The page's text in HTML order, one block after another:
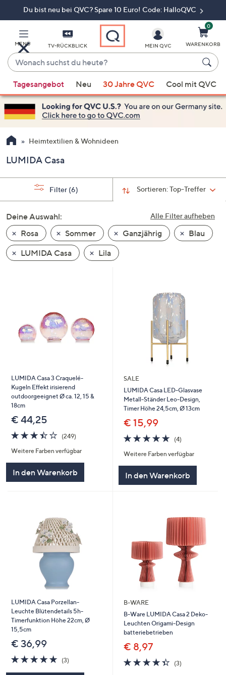
Du bist neu bei QVC? Spare 10 Euro! Code: HalloQVC
MENÜ TV-RÜCKBLICK
Wonach
suchst
du
heute?
Vorschläge
verfügbar
sind,
verwenden
Sie
Pfeiltasten
nach
und
nach
unten
oder
wischen
Sie
bzw.
rechts,
anzuzeigen.
MEIN QVC
0
WARENKORB
Tagesangebot Neu 30 Jahre QVC Cool mit QVC
Heimtextilien & Wohnideen
LUMIDA Casa
Sortieren:Top-Treffer
Filter (6)
Alle Filter aufheben
Deine Auswahl:
Rosa
Sommer Ganzjährig
Blau
LUMIDA Casa
Lila
LUMIDA Casa 3 Craquelé-
Kugeln Effekt irisierend
outdoorgeeignet Ø ca. 12, 15 &
18cm
€ 44,25
3.4
von
5
(249)249
Weitere Farben verfügbar
In den Warenkorb
SALE
LUMIDA Casa LED-Glasvase
Metall-Ständer Leo-Design,
Timer Höhe 24,5cm, Ø 13cm
€ 15,99
5.0
von
5
(4)4
Weitere Farben verfügbar
In den Warenkorb
LUMIDA Casa Porzellan-
Leuchte Blütendetails 5h-
Timerfunktion Höhe 22cm, Ø
15,5cm
€ 36,99
5.0
von
(3)3
B-WARE
B-Ware LUMIDA Casa 2 Deko-
Leuchten Origami-Design
batteriebetrieben
€ 8,97
4.3
von
(3)3